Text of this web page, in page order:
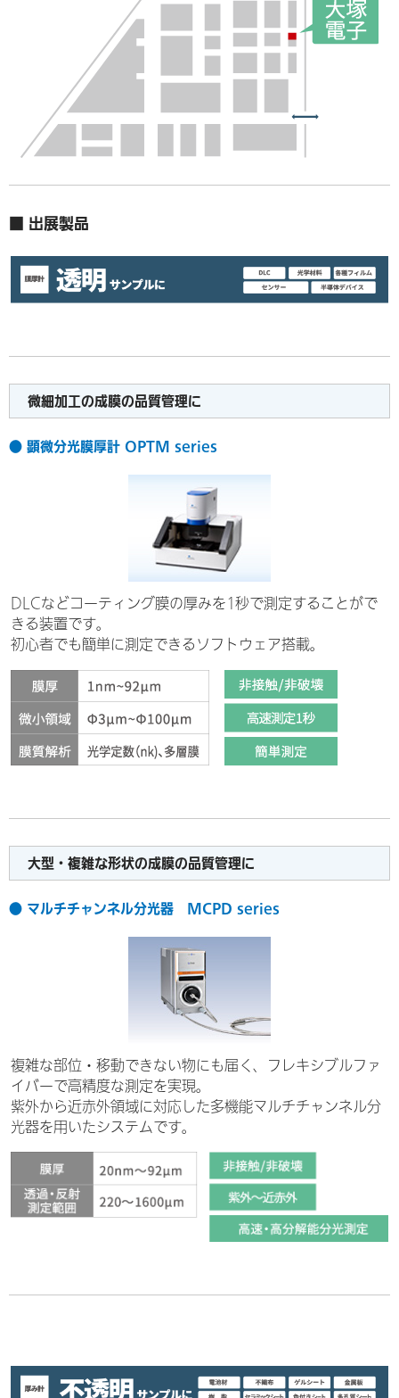
■ 出展製品
微細加工の成膜の品質管理に
● 顕微分光膜厚計 OPTM series
DLCなどコーティング膜の厚みを1秒で測定することがで
きる装置です。
初心者でも簡単に測定できるソフトウェア搭載。
大型・複雑な形状の成膜の品質管理に
● マルチチャンネル分光器 MCPD series
複雑な部位・移動できない物にも届く、フレキシブルファ
イバーで高精度な測定を実現。
紫外から近赤外領域に対応した多機能マルチチャンネル分
光器を用いたシステムです。